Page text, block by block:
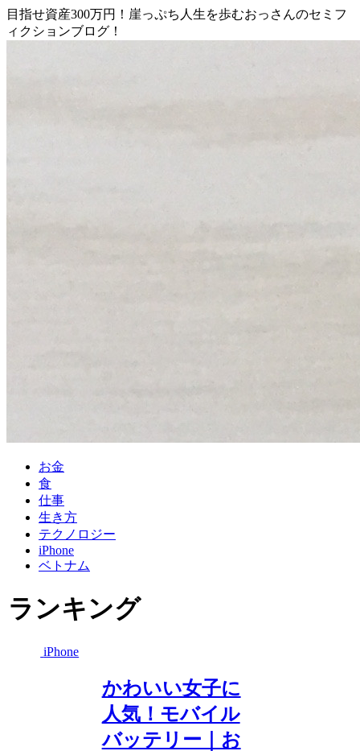
目指せ資産300万円！崖っぷち人生を歩むおっさんのセミフ
ィクションブログ！
お金
食
仕事
生き方
テクノロジー
iPhone
ベトナム
ランキング
iPhone
かわいい女子に
人気！モバイル
バッテリー｜お